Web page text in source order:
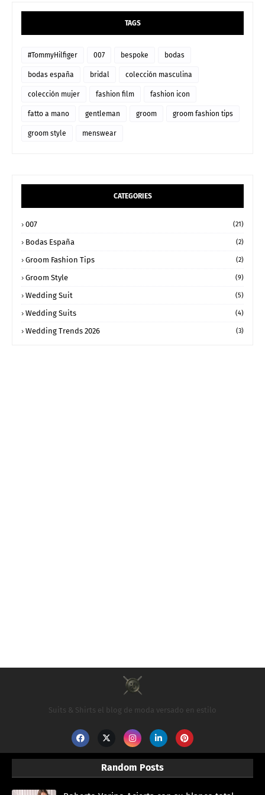
TAGS
#TommyHilfiger 007 bespoke bodas
bodas españa bridal colección masculina
colección mujer fashion film fashion icon
fatto a mano gentleman groom groom fashion tips
groom style menswear
CATEGORIES
007 (21)
Bodas España (2)
Groom Fashion Tips (2)
Groom Style (9)
Wedding Suit (5)
Wedding Suits (4)
Wedding Trends 2026 (3)
Suits & Shirts el blog de moda versado en estilo
Random Posts